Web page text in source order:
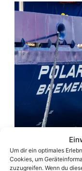
Um dir ein optimales
Cookies, um
zuzugreifen. Wenn du
Das Jahr 2023
gelassen und